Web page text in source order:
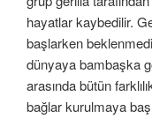
hayatlar kaybedilir.
başlarken
dünyaya bambaşka
arasında bütün
bağlar kurulmaya